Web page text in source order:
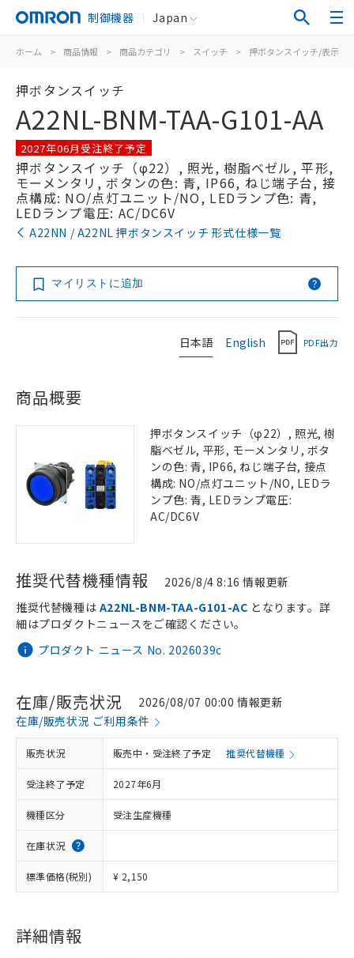
制御機器 Japan
ホーム > 商品情報 > 商品カテゴリ > スイッチ > 押ボタンスイッチ/表示灯
押ボタンスイッチ
A22NL-BNM-TAA-G101-AA
2027年06月受注終了予定
押ボタンスイッチ（φ22）, 照光, 樹脂ベゼル, 平形,
モーメンタリ, ボタンの色: 青, IP66, ねじ端子台, 接
点構成: NO/点灯ユニット/NO, LEDランプ色: 青,
LEDランプ電圧: AC/DC6V
A22NN / A22NL 押ボタンスイッチ 形式仕様一覧
マイリストに追加
日本語 English PDF出力
商品概要
押ボタンスイッチ（φ22）, 照光, 樹
脂ベゼル, 平形, モーメンタリ, ボタ
ンの色: 青, IP66, ねじ端子台, 接点
構成: NO/点灯ユニット/NO, LEDラ
ンプ色: 青, LEDランプ電圧:
AC/DC6V
推奨代替機種情報 2026/8/4 8:16 情報更新
プロダクト ニュース No. 2026039c
推奨代替機種は A22NL-BNM-TAA-G101-AC となります。詳
細はプロダクトニュースをご確認ください。
在庫/販売状況
2026/08/07 00:00 情報更新
在庫/販売状況 ご利用条件
販売状況 販売中・受注終了予定 推奨代替機種
受注終了予定 2027年6月
機種区分 受注生産機種
在庫状況
標準価格(税別) ¥ 2,150
詳細情報